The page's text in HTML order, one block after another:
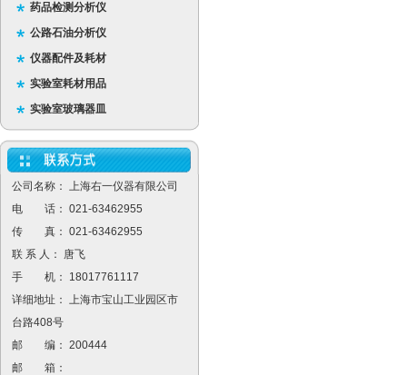
药品检测分析仪
公路石油分析仪
仪器配件及耗材
实验室耗材用品
实验室玻璃器皿
公司名称： 上海右一仪器有限公司
电 话： 021-63462955
传 真： 021-63462955
联 系 人： 唐飞
手 机： 18017761117
详细地址： 上海市宝山工业园区市
台路408号
邮 编： 200444
邮 箱：